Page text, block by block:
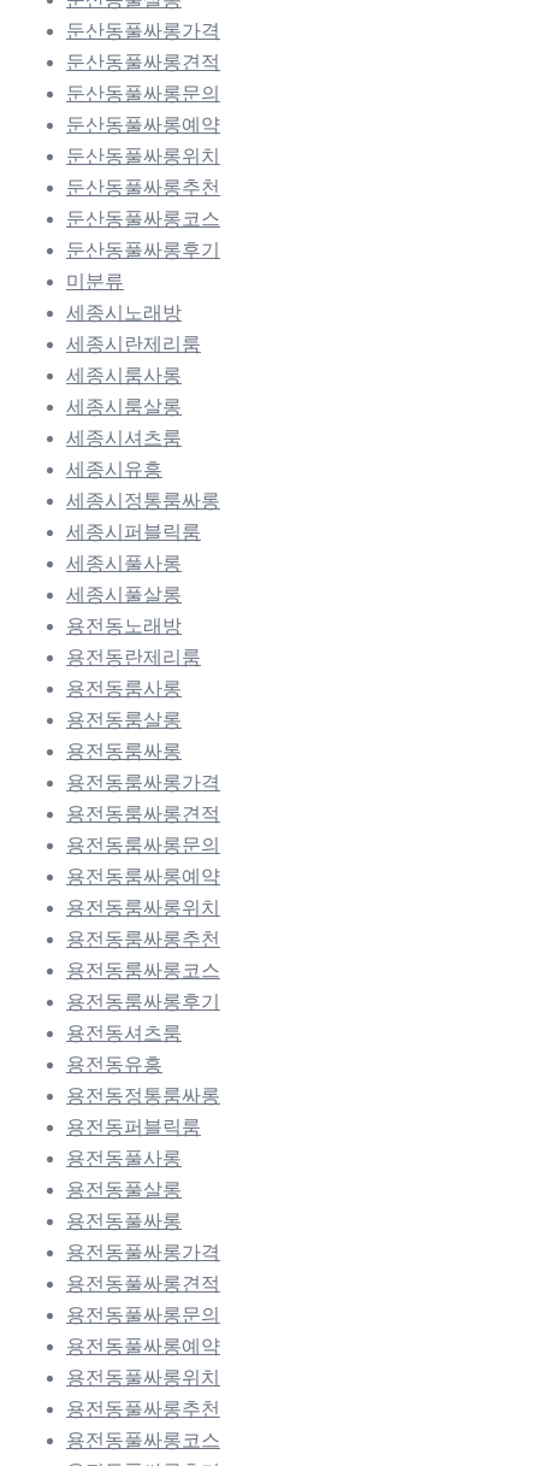
둔산동풀싸롱가격
둔산동풀싸롱견적
둔산동풀싸롱문의
둔산동풀싸롱예약
둔산동풀싸롱위치
둔산동풀싸롱추천
둔산동풀싸롱코스
둔산동풀싸롱후기
미분류
세종시노래방
세종시란제리룸
세종시룸사롱
세종시룸살롱
세종시셔츠룸
세종시유흥
세종시정통룸싸롱
세종시퍼블릭룸
세종시풀사롱
세종시풀살롱
용전동노래방
용전동란제리룸
용전동룸사롱
용전동룸살롱
용전동룸싸롱
용전동룸싸롱가격
용전동룸싸롱견적
용전동룸싸롱문의
용전동룸싸롱예약
용전동룸싸롱위치
용전동룸싸롱추천
용전동룸싸롱코스
용전동룸싸롱후기
용전동셔츠룸
용전동유흥
용전동정통룸싸롱
용전동퍼블릭룸
용전동풀사롱
용전동풀살롱
용전동풀싸롱
용전동풀싸롱가격
용전동풀싸롱견적
용전동풀싸롱문의
용전동풀싸롱예약
용전동풀싸롱위치
용전동풀싸롱추천
용전동풀싸롱코스